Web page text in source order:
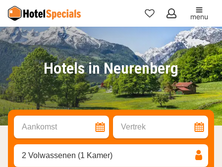
Mijn
favorieten
menu
Hotels in Neurenberg
Aankomst Vertrek
2 Volwassenen (1 Kamer)